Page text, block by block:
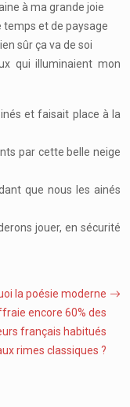
à ma grande joie
et de paysage
sûr ça va de soi
qui illuminaient mon
et faisait place à la
par cette belle neige
que nous les ainés
jouer, en sécurité
la poésie moderne
encore 60% des
français habitués
rimes classiques ?